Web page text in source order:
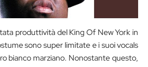
produttività del King Of New York in
sono super limitate e i suoi vocals
bianco marziano. Nonostante questo,